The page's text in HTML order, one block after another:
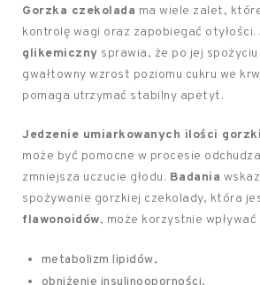
Gorzka czekolada ma wiele zalet,
kontrolę wagi oraz zapobiegać otyłości.
glikemiczny sprawia, że po jej
gwałtowny wzrost poziomu cukru we
pomaga utrzymać stabilny apetyt.
Jedzenie umiarkowanych ilości
może być pomocne w procesie
zmniejsza uczucie głodu. Badania
spożywanie gorzkiej czekolady, która
flawonoidów, może korzystnie wpływać
metabolizm lipidów,
obniżenie insulinooporności.